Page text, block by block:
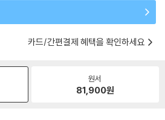
카드/간편결제 혜택을 확인하세요
원서
81,900원